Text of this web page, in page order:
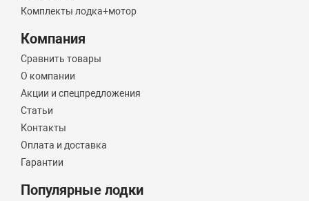
Комплекты лодка+мотор
Компания
Сравнить товары
О компании
Акции и спецпредложения
Статьи
Контакты
Оплата и доставка
Гарантии
Популярные лодки